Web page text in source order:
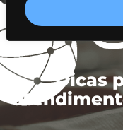
Dicas